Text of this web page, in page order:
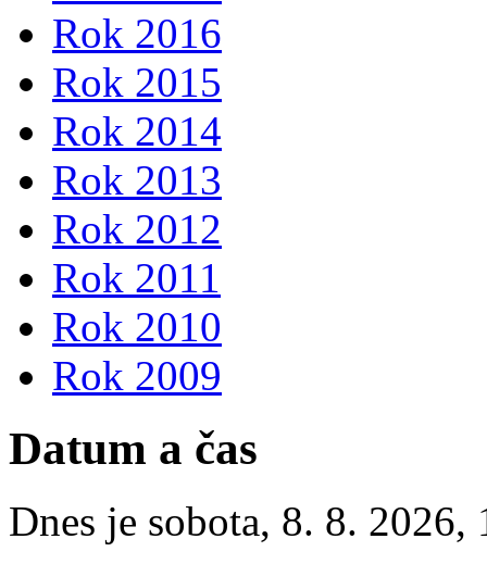
Rok 2016
Rok 2015
Rok 2014
Rok 2013
Rok 2012
Rok 2011
Rok 2010
Rok 2009
Datum a čas
Dnes je sobota, 8. 8. 2026,